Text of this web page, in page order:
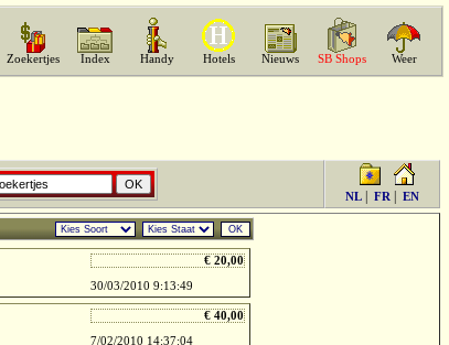
Zoekertjes Index Handy Hotels Nieuws SB Shops Weer
NL FR EN
OK
€ 20,00
30/03/2010 9:13:49
€ 40,00
7/02/2010 14:37:04